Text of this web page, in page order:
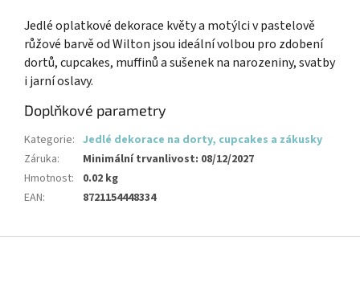
Jedlé oplatkové dekorace květy a motýlci v pastelově
růžové barvě od Wilton jsou ideální volbou pro zdobení
dortů, cupcakes, muffinů a sušenek na narozeniny, svatby
i jarní oslavy.
Doplňkové parametry
Kategorie: Jedlé dekorace na dorty, cupcakes a zákusky
Záruka:
Minimální trvanlivost: 08/12/2027
Hmotnost:
0.02 kg
EAN: 8721154448334